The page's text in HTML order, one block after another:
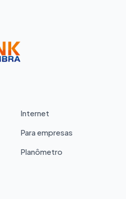
Internet
Para empresas
Planômetro